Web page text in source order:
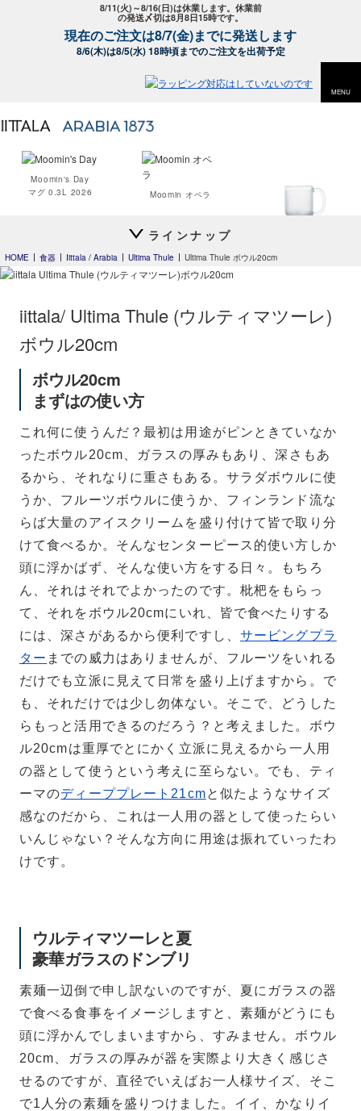
8/11(火)～8/16(日)は休業します。休業前
の発送〆切は8月8日15時です。
現在のご注文は8/7(金)までに発送します
8/6(木)は8/5(水) 18時頃までのご注文を出荷予定
MENU
Moomin's Day
マグ 0.3L 2026
Moomin オペラ
ビアグラス 330ml
プレート 12cm
Teema
Teema
スクエアプレート12×12
cm
ラインナップ
HOME 食器 Iittala / Arabia Ultima Thule Ultima Thule ボウル20cm
iittala/ Ultima Thule (ウルティマツーレ)
ボウル20cm
ボウル20cm
まずはの使い方
これ何に使うんだ？最初は用途がピンときていなか
ったボウル20cm、ガラスの厚みもあり、深さもあ
るから、それなりに重さもある。サラダボウルに使
うか、フルーツボウルに使うか、フィンランド流な
らば大量のアイスクリームを盛り付けて皆で取り分
けて食べるか。そんなセンターピース的使い方しか
頭に浮かばず、そんな使い方をする日々。もちろ
ん、それはそれでよかったのです。枇杷をもらっ
て、それをボウル20cmにいれ、皆で食べたりする
には、深さがあるから便利ですし、 サービングプラ
ター までの威力はありませんが、フルーツをいれる
だけでも立派に見えて日常を盛り上げますから。で
も、それだけでは少し勿体ない。そこで、どうした
らもっと活用できるのだろう？と考えました。ボウ
ル20cmは重厚でとにかく立派に見えるから一人用
の器として使うという考えに至らない。でも、ティ
ーマのディーププレート21cmと似たようなサイズ
感なのだから、これは一人用の器として使ったらい
いんじゃない？そんな方向に用途は振れていったわ
けです。
ウルティマツーレと夏
豪華ガラスのドンブリ
素麺一辺倒で申し訳ないのですが、夏にガラスの器
で食べる食事をイメージしますと、素麺がどうにも
頭に浮かんでしまいますから、すみません。ボウル
20cm、ガラスの厚みが器を実際より大きく感じさ
せるのですが、直径でいえばお一人様サイズ、そこ
で1人分の素麺を盛りつけました。イイ、かなりイ